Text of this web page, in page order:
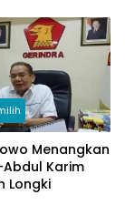
Menangkan
Karim
Longki